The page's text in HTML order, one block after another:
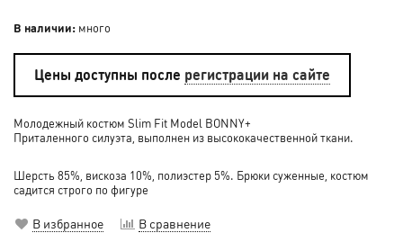
В наличии: много
Цены доступны после регистрации на сайте
Молодежный костюм Slim Fit Model BONNY+
Приталенного силуэта, выполнен из высококачественной ткани.
Шерсть 85%, вискоза 10%, полиэстер 5%. Брюки суженные, костюм
садится строго по фигуре
В избранное В сравнение